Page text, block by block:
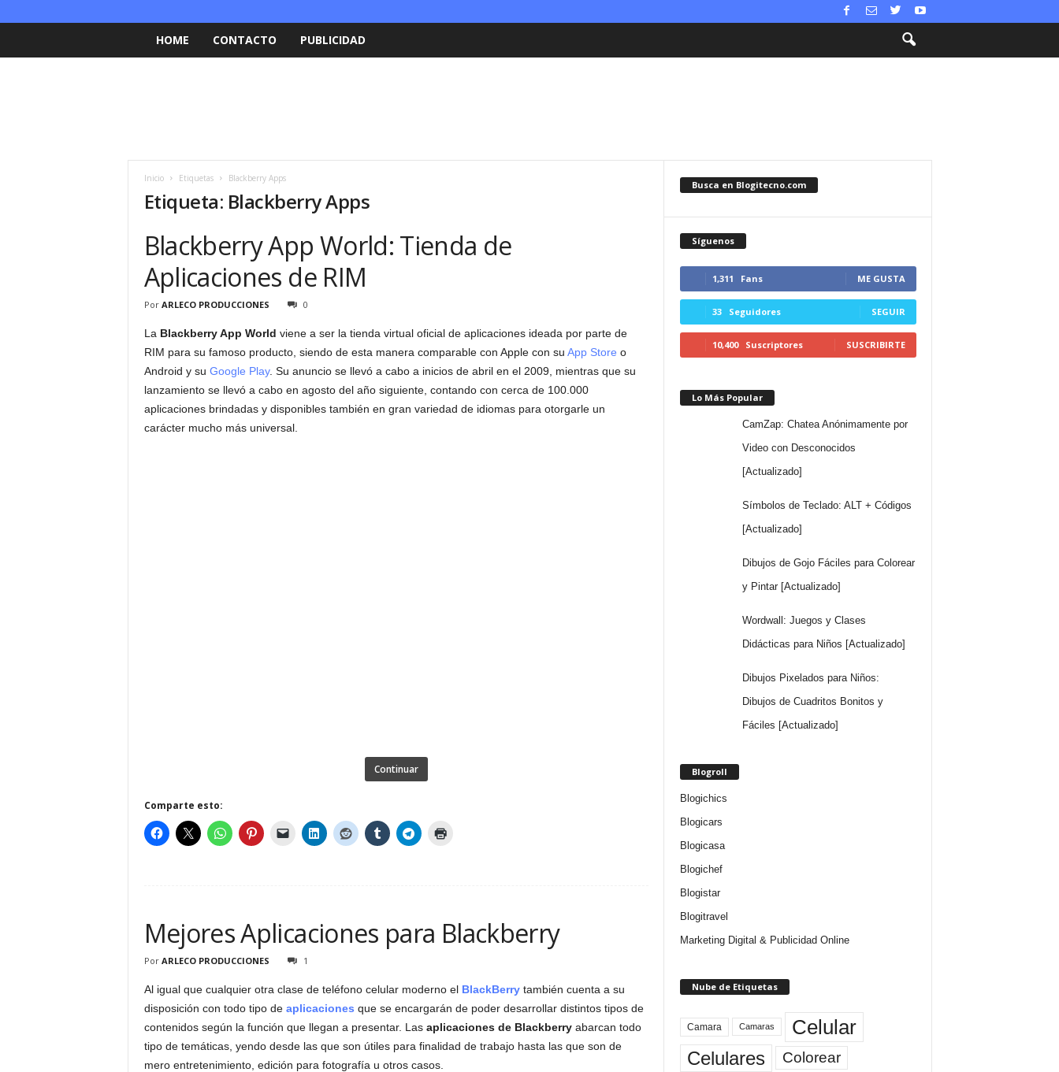
HOME CONTACTO PUBLICIDAD
Inicio Etiquetas Blackberry Apps
Etiqueta: Blackberry Apps
Blackberry App World: Tienda de
Aplicaciones de RIM
Por ARLECO PRODUCCIONES 0
La Blackberry App World viene a ser la tienda virtual oficial de aplicaciones ideada por parte de
RIM para su famoso producto, siendo de esta manera comparable con Apple con su App Store o
Android y su Google Play. Su anuncio se llevó a cabo a inicios de abril en el 2009, mientras que su
lanzamiento se llevó a cabo en agosto del año siguiente, contando con cerca de 100.000
aplicaciones brindadas y disponibles también en gran variedad de idiomas para otorgarle un
carácter mucho más universal.
Continuar
Comparte esto:
Mejores Aplicaciones para Blackberry
Por ARLECO PRODUCCIONES 1
Al igual que cualquier otra clase de teléfono celular moderno el BlackBerrytambién cuenta a su
disposición con todo tipo de aplicaciones que se encargarán de poder desarrollar distintos tipos de
contenidos según la función que llegan a presentar. Las aplicaciones de Blackberryabarcan todo
tipo de temáticas, yendo desde las que son útiles para finalidad de trabajo hasta las que son de
mero entretenimiento, edición para fotografía u otros casos.
Busca en Blogitecno.com
Síguenos
1,311 Fans ME GUSTA
33 Seguidores SEGUIR
10,400 Suscriptores SUSCRIBIRTE
Lo Más Popular
CamZap: Chatea Anónimamente por
Video con Desconocidos
[Actualizado]
Símbolos de Teclado: ALT + Códigos
[Actualizado]
Dibujos de Gojo Fáciles para Colorear
y Pintar [Actualizado]
Wordwall: Juegos y Clases
Didácticas para Niños [Actualizado]
Dibujos Pixelados para Niños:
Dibujos de Cuadritos Bonitos y
Fáciles [Actualizado]
Blogroll
Blogichics
Blogicars
Blogicasa
Blogichef
Blogistar
Blogitravel
Marketing Digital & Publicidad Online
Nube de Etiquetas
Camara Camaras Celular
Celulares Colorear